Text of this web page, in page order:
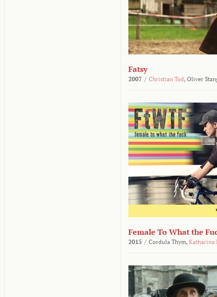
Fatsy
2007 / Christian Tod, Oliver
Female To What the
2015 / Cordula Thym, Katharina